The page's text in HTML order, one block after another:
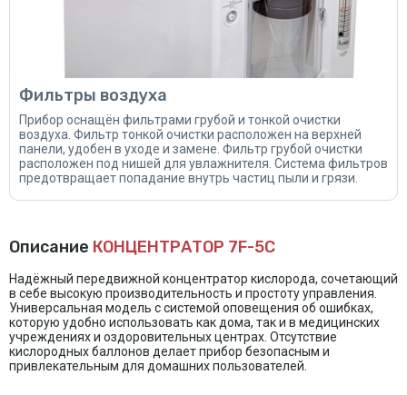
Фильтры воздуха
Прибор оснащён фильтрами грубой и тонкой очистки
воздуха. Фильтр тонкой очистки расположен на верхней
панели, удобен в уходе и замене. Фильтр грубой очистки
расположен под нишей для увлажнителя. Система фильтров
предотвращает попадание внутрь частиц пыли и грязи.
Описание КОНЦЕНТРАТОР 7F-5C
Надёжный передвижной концентратор кислорода, сочетающий
в себе высокую производительность и простоту управления.
Универсальная модель с системой оповещения об ошибках,
которую удобно использовать как дома, так и в медицинских
учреждениях и оздоровительных центрах. Отсутствие
кислородных баллонов делает прибор безопасным и
привлекательным для домашних пользователей.